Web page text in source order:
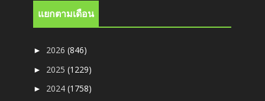
แยกตามเดือน
► 2026(846)
► 2025(1229)
► 2024(1758)